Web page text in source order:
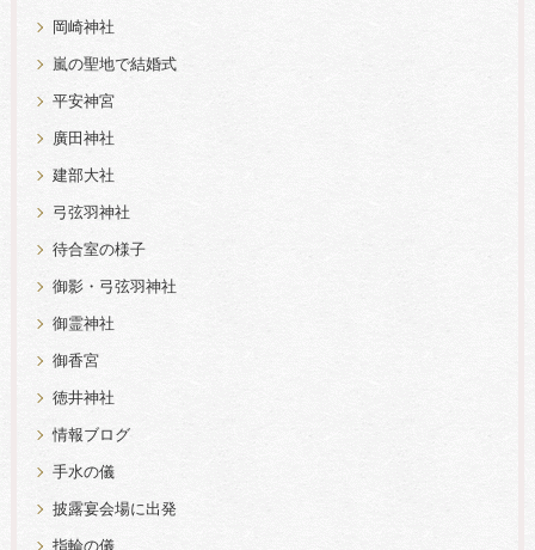
岡崎神社
嵐の聖地で結婚式
平安神宮
廣田神社
建部大社
弓弦羽神社
待合室の様子
御影・弓弦羽神社
御霊神社
御香宮
徳井神社
情報ブログ
手水の儀
披露宴会場に出発
指輪の儀